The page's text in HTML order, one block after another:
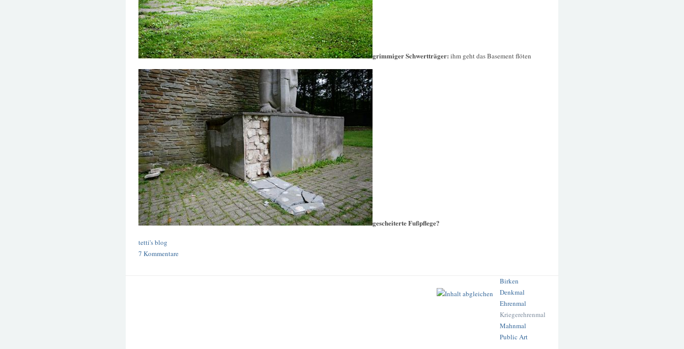
grimmiger Schwertträger: ihm geht das Basement flöten
gescheiterte Fußpflege?
tetti's blog
7 Kommentare
Birken
Denkmal
Ehrenmal
Kriegerehrenmal
Mahnmal
Public Art